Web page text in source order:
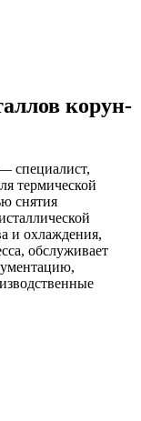
ко­рун­
специалист,
термической
снятия
и охлаждения,
обслуживает